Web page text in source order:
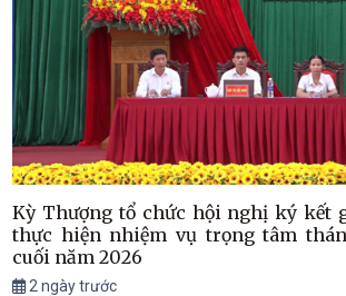
Kỳ Thượng tổ chức hội nghị ký kết
thực hiện nhiệm vụ trọng tâm
cuối năm 2026
2 ngày trước